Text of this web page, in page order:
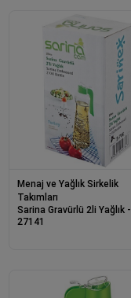
Menaj ve Yağlık Sirkelik
Takımları
Sarina Gravürlü 2li Yağlık -
27141